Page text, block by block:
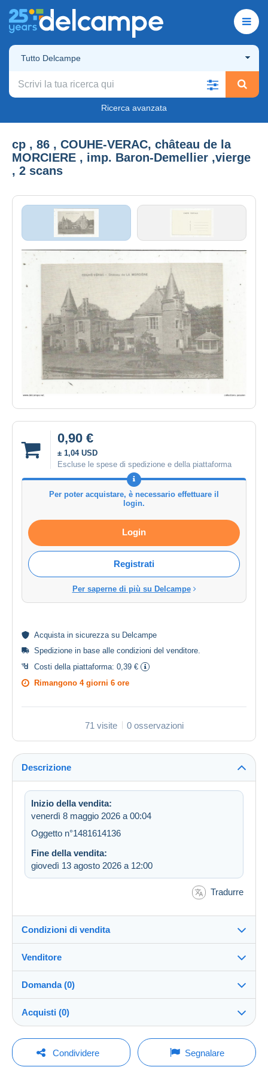
Tutto Delcampe
Ricerca avanzata
cp , 86 , COUHE-VERAC, château de la
MORCIERE , imp. Baron-Demellier ,vierge
, 2 scans
0,90 €
± 1,04 USD
Escluse le spese di spedizione e della piattaforma
Per poter acquistare, è necessario effettuare il
login.
Login
Registrati
Per saperne di più su Delcampe
Acquista in sicurezza su Delcampe
Spedizione in base alle condizioni del venditore
Costi della piattaforma: 0,39 €
Rimangono 4 giorni 6 ore
71 visite 0 osservazioni
Descrizione
Inizio della vendita:
venerdì 8 maggio 2026 a 00:04
Oggetto n°1481614136
Fine della vendita:
giovedì 13 agosto 2026 a 12:00
Tradurre
Condizioni di vendita
Destinazione:
Vedi l'elenco dei paesi
Invio:
Invio dopo il pagamento
A carico del venditore
Metodi di pagamento:
Venditore
collections_passion99%(196537x)
PRO
Negozio
Cognome:
Domanda (0)
Per inviare una domanda devi aprire una
Acquisti (0)
Ultimo aggiornamento: 05:37:39
Condividere Segnalare